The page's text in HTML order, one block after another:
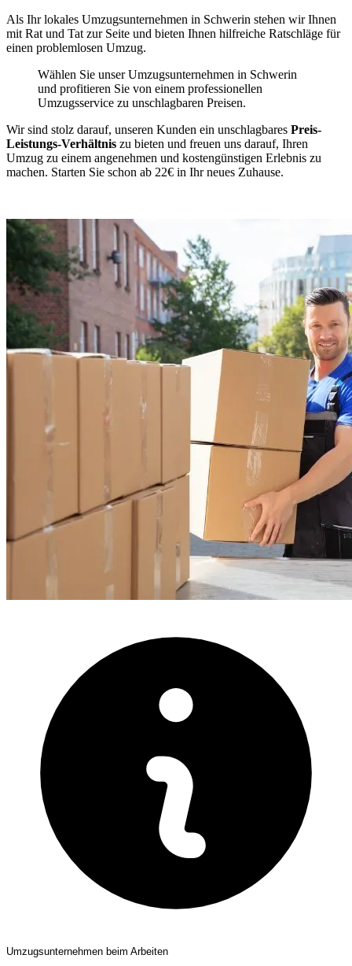
Als Ihr lokales Umzugsunternehmen in Schwerin stehen wir Ihnen
mit Rat und Tat zur Seite und bieten Ihnen hilfreiche Ratschläge für
einen problemlosen Umzug.
Wählen Sie unser Umzugsunternehmen in Schwerin
und profitieren Sie von einem professionellen
Umzugsservice zu unschlagbaren Preisen.
Wir sind stolz darauf, unseren Kunden ein unschlagbares Preis-
Leistungs-Verhältnis zu bieten und freuen uns darauf, Ihren
Umzug zu einem angenehmen und kostengünstigen Erlebnis zu
machen. Starten Sie schon ab 22€ in Ihr neues Zuhause.
Umzugsunternehmen beim Arbeiten